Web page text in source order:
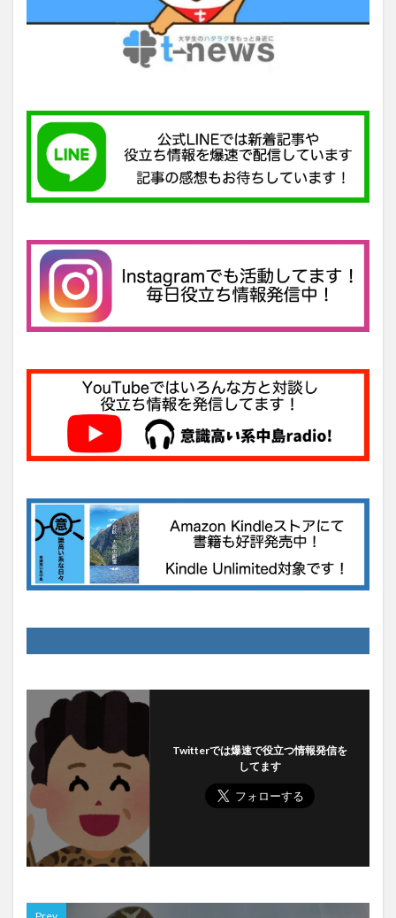
Twitterでは爆速で役立つ情報発信を
してます